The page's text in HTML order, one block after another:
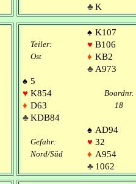
♣K
♠ K107
Teiler: ♥ B106
Ost ♦ KB2
♣ A973
♠ 5
♥ K854 Boardnr.
♦ D63 18
♣KDB84
♠ AD94
Gefahr: ♥ 32
Nord/Süd
♦ A954
♣ 1062